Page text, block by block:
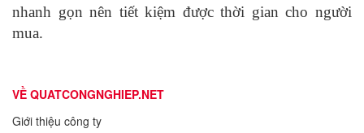
nhanh gọn nên tiết kiệm được thời gian cho người
mua.
VỀ QUATCONGNGHIEP.NET
Giới thiệu công ty